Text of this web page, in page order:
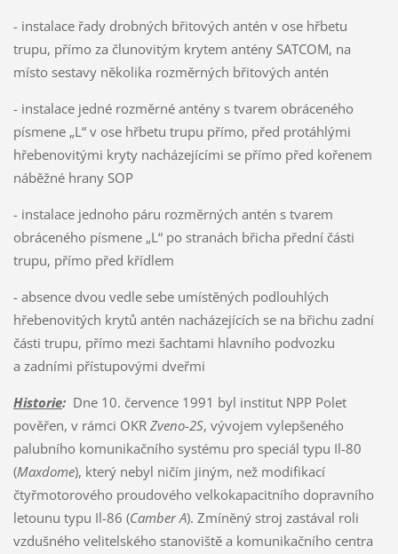
- instalace řady drobných břitových antén v ose hřbetu
trupu, přímo za člunovitým krytem antény SATCOM, na
místo sestavy několika rozměrných břitových antén
- instalace jedné rozměrné antény s tvarem obráceného
písmene „L“ v ose hřbetu trupu přímo, před protáhlými
hřebenovitými kryty nacházejícími se přímo před kořenem
náběžné hrany SOP
- instalace jednoho páru rozměrných antén s tvarem
obráceného písmene „L“ po stranách břicha přední části
trupu, přímo před křídlem
- absence dvou vedle sebe umístěných podlouhlých
hřebenovitých krytů antén nacházejících se na břichu zadní
části trupu, přímo mezi šachtami hlavního podvozku
a zadními přístupovými dveřmi
Historie:Dne 10. července 1991 byl institut NPP Polet
pověřen, v rámci OKR Zveno-2S, vývojem vylepšeného
palubního komunikačního systému pro speciál typu Il-80
(Maxdome), který nebyl ničím jiným, než modifikací
čtyřmotorového proudového velkokapacitního dopravního
letounu typu Il-86 (Camber A). Zmíněný stroj zastával roli
vzdušného velitelského stanoviště a komunikačního centra